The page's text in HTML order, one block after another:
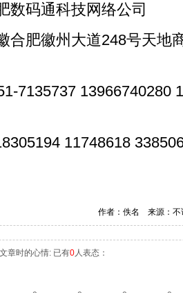
数码通科技网络公司
合肥徽州大道248号天地
7135737 13966740280
11748618
作者：佚名 来源：
章时的心情: 已有0人表态：